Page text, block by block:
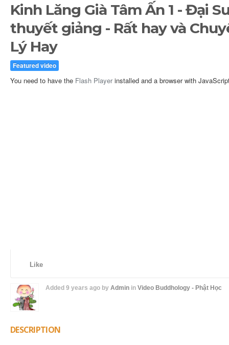
Kinh Lăng Già Tâm Ấn 1 - Đại
thuyết giảng - Rất hay và
Lý Hay
Featured video
You need to have the Flash Playerinstalled and a browser with
Like
Added 9 years agoby Adminin Video Buddhology - Phật Học
DESCRIPTION